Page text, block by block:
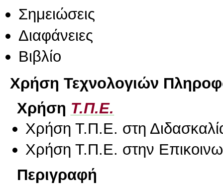
Σημειώσεις
Διαφάνειες
Βιβλίο
Χρήση Τεχνολογιών
Χρήση Τ.Π.Ε.
Χρήση Τ.Π.Ε. στη
Χρήση Τ.Π.Ε. στην
Περιγραφή